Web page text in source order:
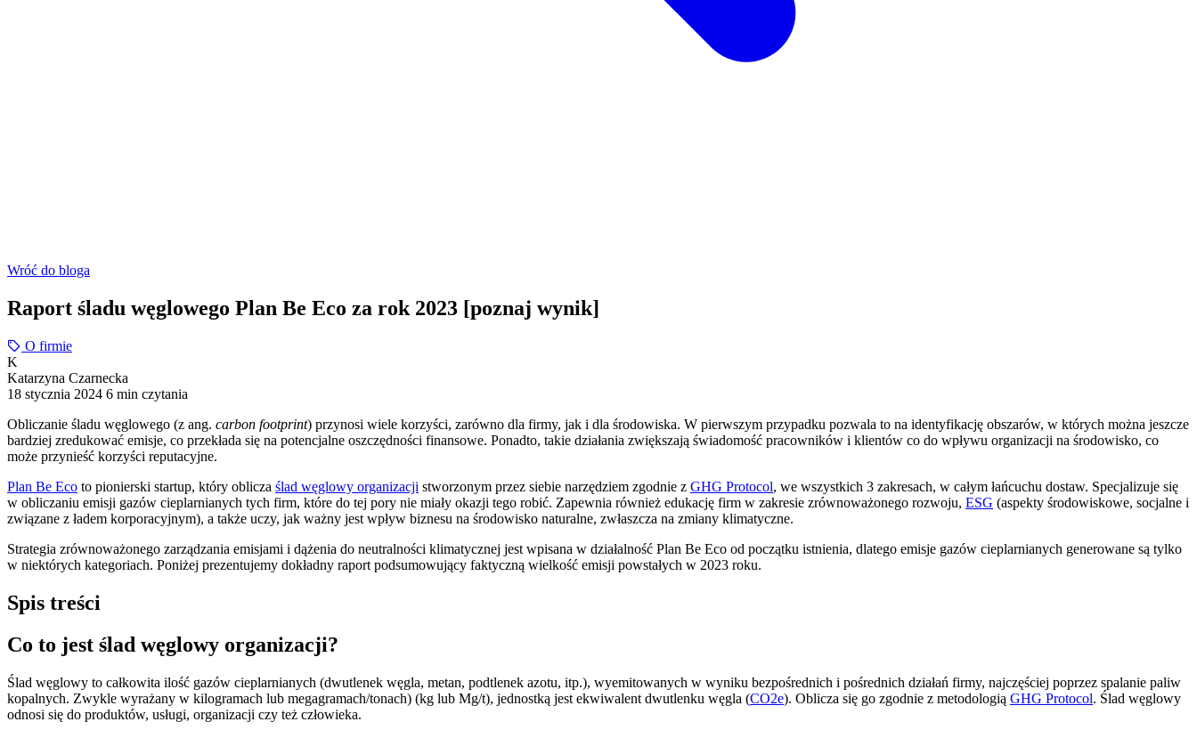
Wróć do bloga
Raport śladu węglowego Plan Be Eco za rok 2023 [poznaj wynik]
O firmie
K
Katarzyna Czarnecka
18 stycznia 2024 6 min czytania
Obliczanie śladu węglowego (z ang. carbon footprint) przynosi wiele korzyści, zarówno dla firmy, jak i dla środowiska. W pierwszym przypadku pozwala to na identyfikację obszarów, w których można jeszcze
bardziej zredukować emisje, co przekłada się na potencjalne oszczędności finansowe. Ponadto, takie działania zwiększają świadomość pracowników i klientów co do wpływu organizacji na środowisko, co
może przynieść korzyści reputacyjne.
Plan Be Eco to pionierski startup, który oblicza ślad węglowy organizacji stworzonym przez siebie narzędziem zgodnie z GHG Protocol, we wszystkich 3 zakresach, w całym łańcuchu dostaw. Specjalizuje się
w obliczaniu emisji gazów cieplarnianych tych firm, które do tej pory nie miały okazji tego robić. Zapewnia również edukację firm w zakresie zrównoważonego rozwoju, ESG (aspekty środowiskowe, socjalne i
związane z ładem korporacyjnym), a także uczy, jak ważny jest wpływ biznesu na środowisko naturalne, zwłaszcza na zmiany klimatyczne.
Strategia zrównoważonego zarządzania emisjami i dążenia do neutralności klimatycznej jest wpisana w działalność Plan Be Eco od początku istnienia, dlatego emisje gazów cieplarnianych generowane są tylko
w niektórych kategoriach. Poniżej prezentujemy dokładny raport podsumowujący faktyczną wielkość emisji powstałych w 2023 roku.
Spis treści
Co to jest ślad węglowy organizacji?
Ślad węglowy to całkowita ilość gazów cieplarnianych (dwutlenek węgla, metan, podtlenek azotu, itp.), wyemitowanych w wyniku bezpośrednich i pośrednich działań firmy, najczęściej poprzez spalanie paliw
kopalnych. Zwykle wyrażany w kilogramach lub megagramach/tonach) (kg lub Mg/t), jednostką jest ekwiwalent dwutlenku węgla (CO2e). Oblicza się go zgodnie z metodologią GHG Protocol. Ślad węglowy
odnosi się do produktów, usługi, organizacji czy też człowieka.